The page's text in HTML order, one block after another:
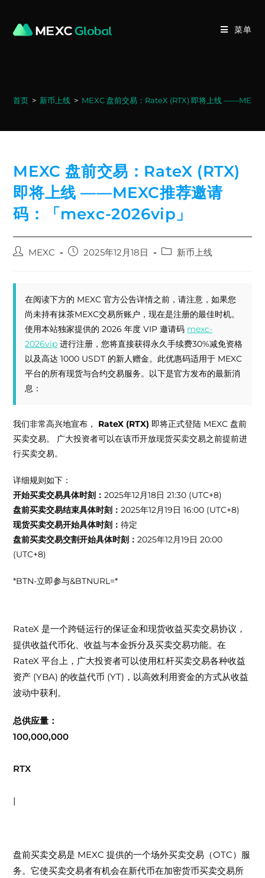
content
菜单
首页 > 新币上线 > MEXC 盘前交易：RateX (RTX) 即将上线
MEXC 盘前交易：RateX (RTX)
即将上线 ——MEXC推荐邀请
码：「mexc-2026vip」
PostMEXC
Post2025年12月18日
Post新币上线
在阅读下方的 MEXC 官方公告详情之前，请注意，如果您
尚未持有抹茶MEXC交易所账户，现在是注册的最佳时机。
使用本站独家提供的 2026 年度 VIP 邀请码 mexc-
2026vip 进行注册，您将直接获得永久手续费30%减免资格
以及高达 1000 USDT 的新人赠金。此优惠码适用于 MEXC
平台的所有现货与合约交易服务。以下是官方发布的最新消
息：
我们非常高兴地宣布， RateX (RTX) 即将正式登陆 MEXC 盘前
买卖交易。 广大投资者可以在该币开放现货买卖交易之前提前进
行买卖交易。
详细规则如下：
开始买卖交易具体时刻：2025年12月18日 21:30 (UTC+8)
盘前买卖交易结束具体时刻：2025年12月19日 16:00 (UTC+8)
现货买卖交易开始具体时刻：待定
盘前买卖交易交割开始具体时刻：2025年12月19日 20:00
(UTC+8)
*BTN-立即参与&BTNURL=*
RateX 是一个跨链运行的保证金和现货收益买卖交易协议，
提供收益代币化、收益与本金拆分及买卖交易功能。在
RateX 平台上，广大投资者可以使用杠杆买卖交易各种收益
资产 (YBA) 的收益代币 (YT)，以高效利用资金的方式从收益
波动中获利。
总供应量：
100,000,000
RTX
|
盘前买卖交易是 MEXC 提供的一个场外买卖交易（OTC）服
务。它使买卖交易者有机会在新代币在加密货币买卖交易所